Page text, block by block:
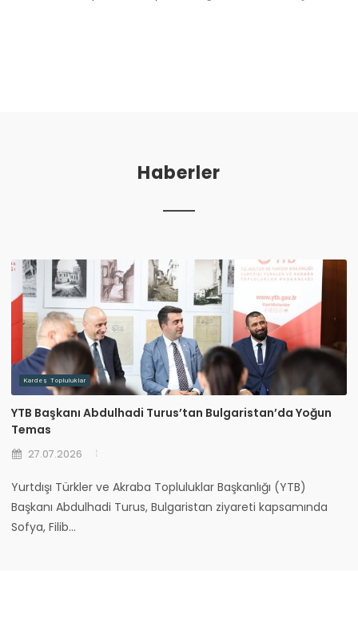
Haberler
Kardeş Topluluklar
YTB Başkanı Abdulhadi Turus’tan Bulgaristan’da Yoğun
Temas
27.07.2026
Yurtdışı Türkler ve Akraba Topluluklar Başkanlığı (YTB)
Başkanı Abdulhadi Turus, Bulgaristan ziyareti kapsamında
Sofya, Filib...